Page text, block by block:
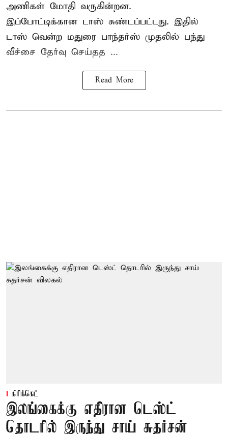
அணிகள் மோதி வருகின்றன.
இப்போட்டிக்கான டாஸ் சுண்டப்பட்டது. இதில்
டாஸ் வென்ற மதுரை பாந்தர்ஸ் முதலில் பந்து
வீச்சை தேர்வு செய்தத ...
Read More
கிரிக்கெட்
இலங்கைக்கு எதிரான டெஸ்ட்
தொடரில் இருந்து சாய் சுதர்சன்